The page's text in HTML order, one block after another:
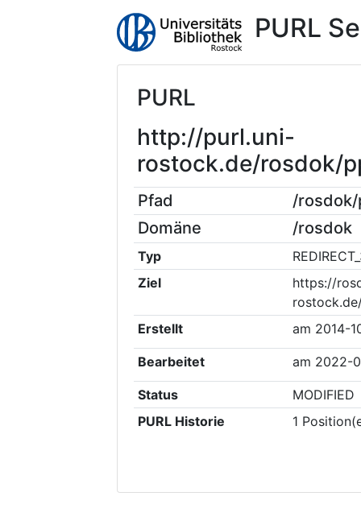
PURL
PURL
http://purl.uni-
rostock.de/rosdok/
Pfad
/
Domäne
/rosdok
Typ
Ziel
https://
Erstellt
am 2014-
Bearbeitet am 2022-
Status
MODIFIED
PURL Historie
1